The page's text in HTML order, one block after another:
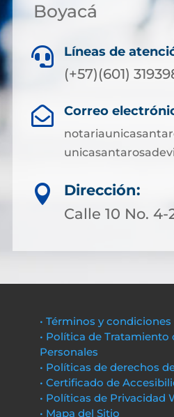
Boyacá
 Líneas de
(+57)(601)
 Correo

Dirección:
Calle 10 No. 4-
• Términos y condiciones
• Política de Tratamiento
Personales
• Políticas de derechos
• Certificado de
• Políticas de Privacidad
• Mapa del Sitio